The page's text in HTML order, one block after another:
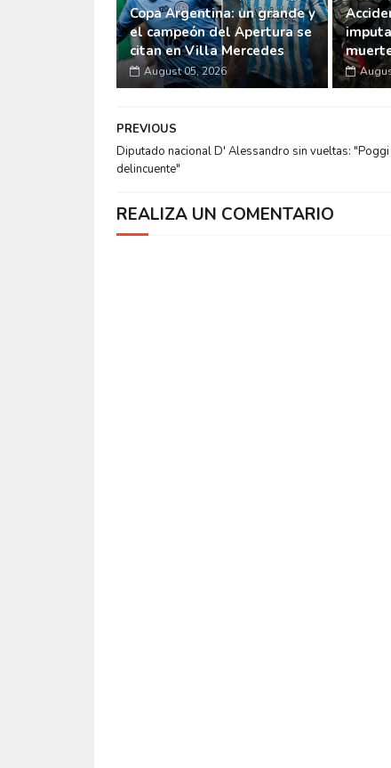
Copa Argentina: un grande y
el campeón del Apertura se
citan en Villa Mercedes
August 05, 2026
PREVIOUS
Diputado nacional D' Alessandro sin vueltas: "Poggi
delincuente"
REALIZA UN COMENTARIO